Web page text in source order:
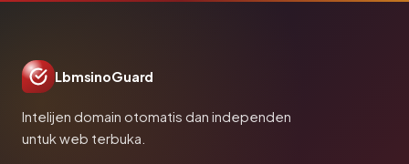
LbmsinoGuard
Intelijen domain otomatis dan independen
untuk web terbuka.